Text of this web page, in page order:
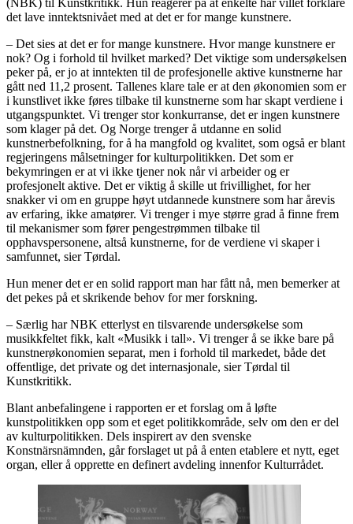
det lave inntektsnivået med at det er for mange kunstnere.
– Det sies at det er for mange kunstnere. Hvor mange kunstnere er
nok? Og i forhold til hvilket marked? Det viktige som undersøkelsen
peker på, er jo at inntekten til de profesjonelle aktive kunstnerne har
gått ned 11,2 prosent. Tallenes klare tale er at den økonomien som er
i kunstlivet ikke føres tilbake til kunstnerne som har skapt verdiene i
utgangspunktet. Vi trenger stor konkurranse, det er ingen kunstnere
som klager på det. Og Norge trenger å utdanne en solid
kunstnerbefolkning, for å ha mangfold og kvalitet, som også er blant
regjeringens målsetninger for kulturpolitikken. Det som er
bekymringen er at vi ikke tjener nok når vi arbeider og er
profesjonelt aktive. Det er viktig å skille ut frivillighet, for her
snakker vi om en gruppe høyt utdannede kunstnere som har årevis
av erfaring, ikke amatører. Vi trenger i mye større grad å finne frem
til mekanismer som fører pengestrømmen tilbake til
opphavspersonene, altså kunstnerne, for de verdiene vi skaper i
samfunnet, sier Tørdal.
Hun mener det er en solid rapport man har fått nå, men bemerker at
det pekes på et skrikende behov for mer forskning.
– Særlig har NBK etterlyst en tilsvarende undersøkelse som
musikkfeltet fikk, kalt «Musikk i tall». Vi trenger å se ikke bare på
kunstnerøkonomien separat, men i forhold til markedet, både det
offentlige, det private og det internasjonale, sier Tørdal til
Kunstkritikk.
Blant anbefalingene i rapporten er et forslag om å løfte
kunstpolitikken opp som et eget politikkområde, selv om den er del
av kulturpolitikken. Dels inspirert av den svenske
Konstnärsnämnden, går forslaget ut på å enten etablere et nytt, eget
organ, eller å opprette en definert avdeling innenfor Kulturrådet.